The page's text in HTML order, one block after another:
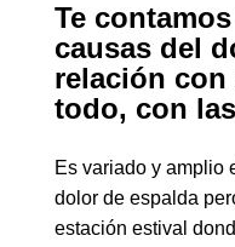
Te
causas del
relación con
todo, con
Es variado y amplio
dolor de espalda
estación estival